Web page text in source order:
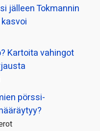
jälleen Tokmannin
Kartoita vahingot
pörssi­